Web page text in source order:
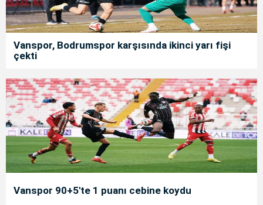
Vanspor, Bodrumspor karşısında ikinci yarı fişi
çekti
Vanspor 90+5'te 1 puanı cebine koydu